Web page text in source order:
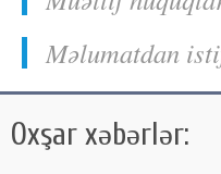
Məlumatdan
Oxşar xəbərlər: